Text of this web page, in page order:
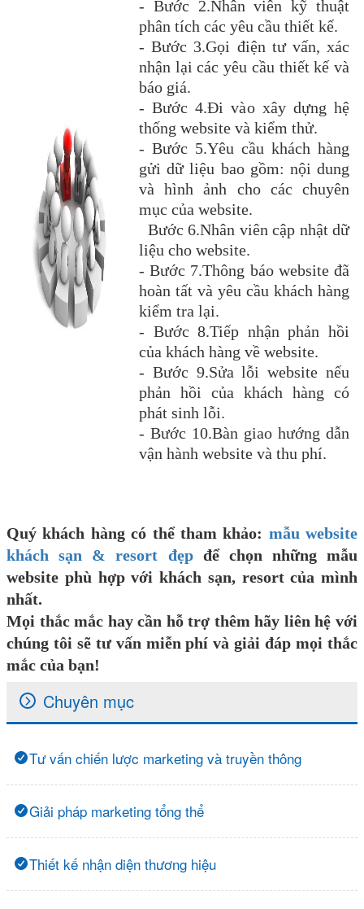
- Bước 2.Nhân viên kỹ thuật
phân tích các yêu cầu thiết kế.
- Bước 3.Gọi điện tư vấn, xác
nhận lại các yêu cầu thiết kế và
báo giá.
- Bước 4.Đi vào xây dựng hệ
thống website và kiểm thử.
- Bước 5.Yêu cầu khách hàng
gửi dữ liệu bao gồm: nội dung
và hình ảnh cho các chuyên
mục của website.
Bước 6.Nhân viên cập nhật dữ
liệu cho website.
- Bước 7.Thông báo website đã
hoàn tất và yêu cầu khách hàng
kiểm tra lại.
- Bước 8.Tiếp nhận phản hồi
của khách hàng về website.
- Bước 9.Sửa lỗi website nếu
phản hồi của khách hàng có
phát sinh lỗi.
- Bước 10.Bàn giao hướng dẫn
vận hành website và thu phí.
Quý khách hàng có thể tham khảo: mẫu website
khách sạn & resort đẹpđể chọn những mẫu
website phù hợp với khách sạn, resort của mình
nhất.
Mọi thắc mắc hay cần hỗ trợ thêm hãy liên hệ với
chúng tôi sẽ tư vấn miễn phí và giải đáp mọi thắc
mắc của bạn!
Chuyên mục
Tư vấn chiến lược marketing và truyền thông
Giải pháp marketing tổng thể
Thiết kế nhận diện thương hiệu